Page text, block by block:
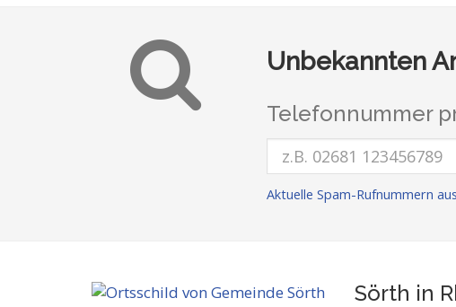
Unbekannten
Telefonnummer
Aktuelle Spam-Rufnummern
Sörth in